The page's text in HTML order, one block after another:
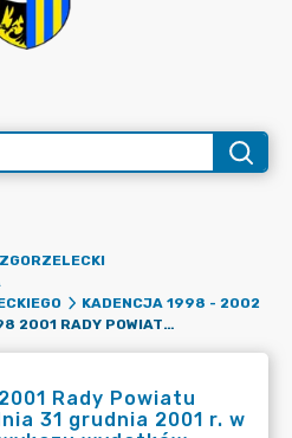
KADENCJA 1998 - 2002
UCHWAŁA NR LI 298 2001 RADY POWIATU ZGORZELECKIEGO Z DNIA 31 GRUDNIA 2001 R. W SPRAWIE USTALENIA WYKAZU WYDATKÓW, KTÓRE NIE WYGASAJĄ Z UPŁYWEM ROKU BUDŻETOWEGO 2001 R.
Rady Powiatu
31 grudnia 2001 r. w